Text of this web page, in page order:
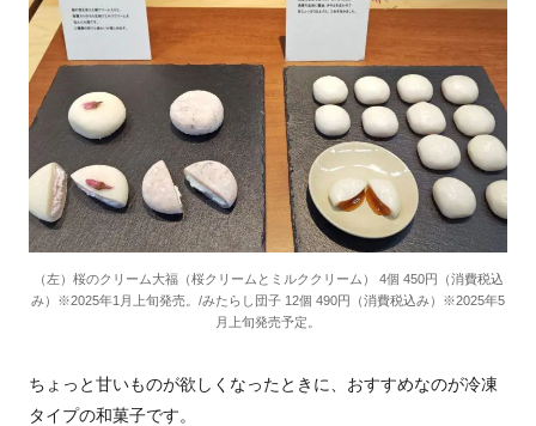
（左）桜のクリーム大福（桜クリームとミルククリーム） 4個 450円（消費税込
み）※2025年1月上旬発売。/みたらし団子 12個 490円（消費税込み）※2025年5
月上旬発売予定。
ちょっと甘いものが欲しくなったときに、おすすめなのが冷凍
タイプの和菓子です。